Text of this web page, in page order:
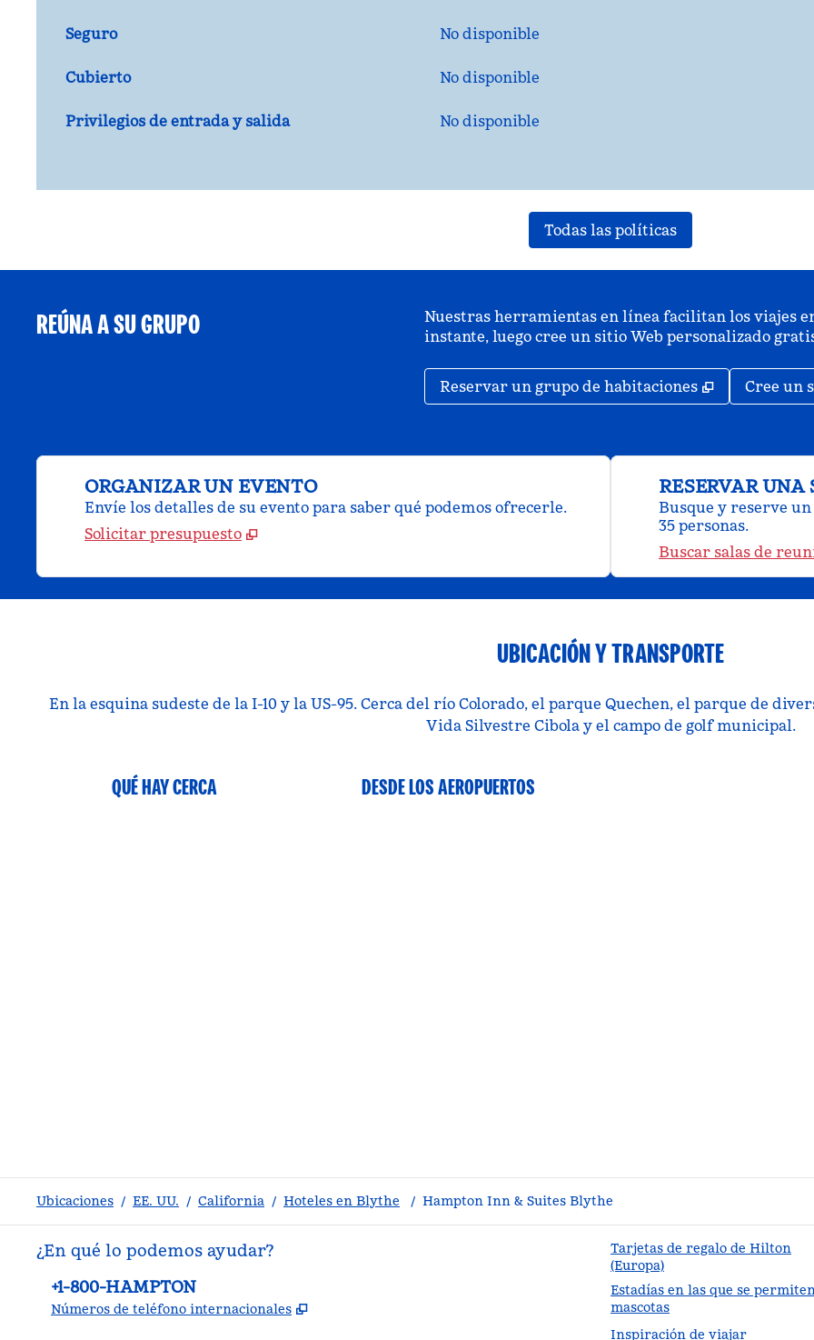
Seguro No disponible
Cubierto No disponible
Privilegios de entrada y salida No disponible
Todas las políticas
REÚNA A SU GRUPO
Nuestras herramientas en línea facilitan los viajes
instante, luego cree un sitio Web personalizado
Reservar un grupo de habitaciones , Abre una
Cree un
ORGANIZAR UN EVENTO
Envíe los detalles de su evento para saber qué podemos ofrecerle.
Solicitar presupuesto
RESERVAR
Busque y reserve un
35 personas.
Buscar salas de
UBICACIÓN Y TRANSPORTE
En la esquina sudeste de la I-10 y la US-95. Cerca del río Colorado, el parque Quechen, el parque de
Vida Silvestre Cibola y el campo de golf municipal.
QUÉ HAY CERCA DESDE LOS AEROPUERTOS
Ubicaciones / EE. UU. / California / Hoteles en Blythe / Hampton Inn & Suites Blythe
¿En qué lo podemos ayudar?
Teléfono:
+1-800-HAMPTON
Números de teléfono internacionales ,
Tarjetas de regalo de Hilton
(Europa)
Estadías en las que se
mascotas
Inspiración de viajar